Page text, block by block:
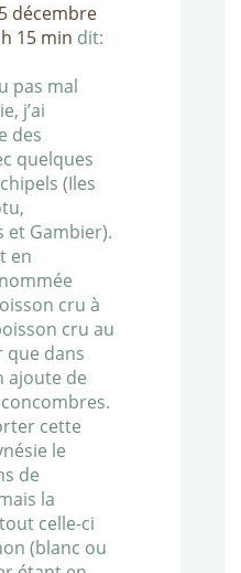
5 décembre
15 min dit:
pas mal
j’ai
des
quelques
(Iles
et Gambier).
en
cru à
cru au
que dans
ajoute de
cette
le
de
la
celle-ci
(blanc ou